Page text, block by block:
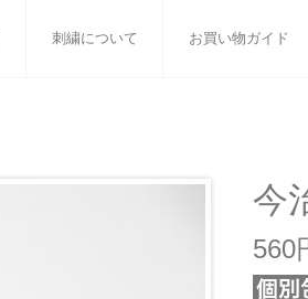
刺繍について お買い物ガイド
小さなお返し・お餞別 衣類
今
560